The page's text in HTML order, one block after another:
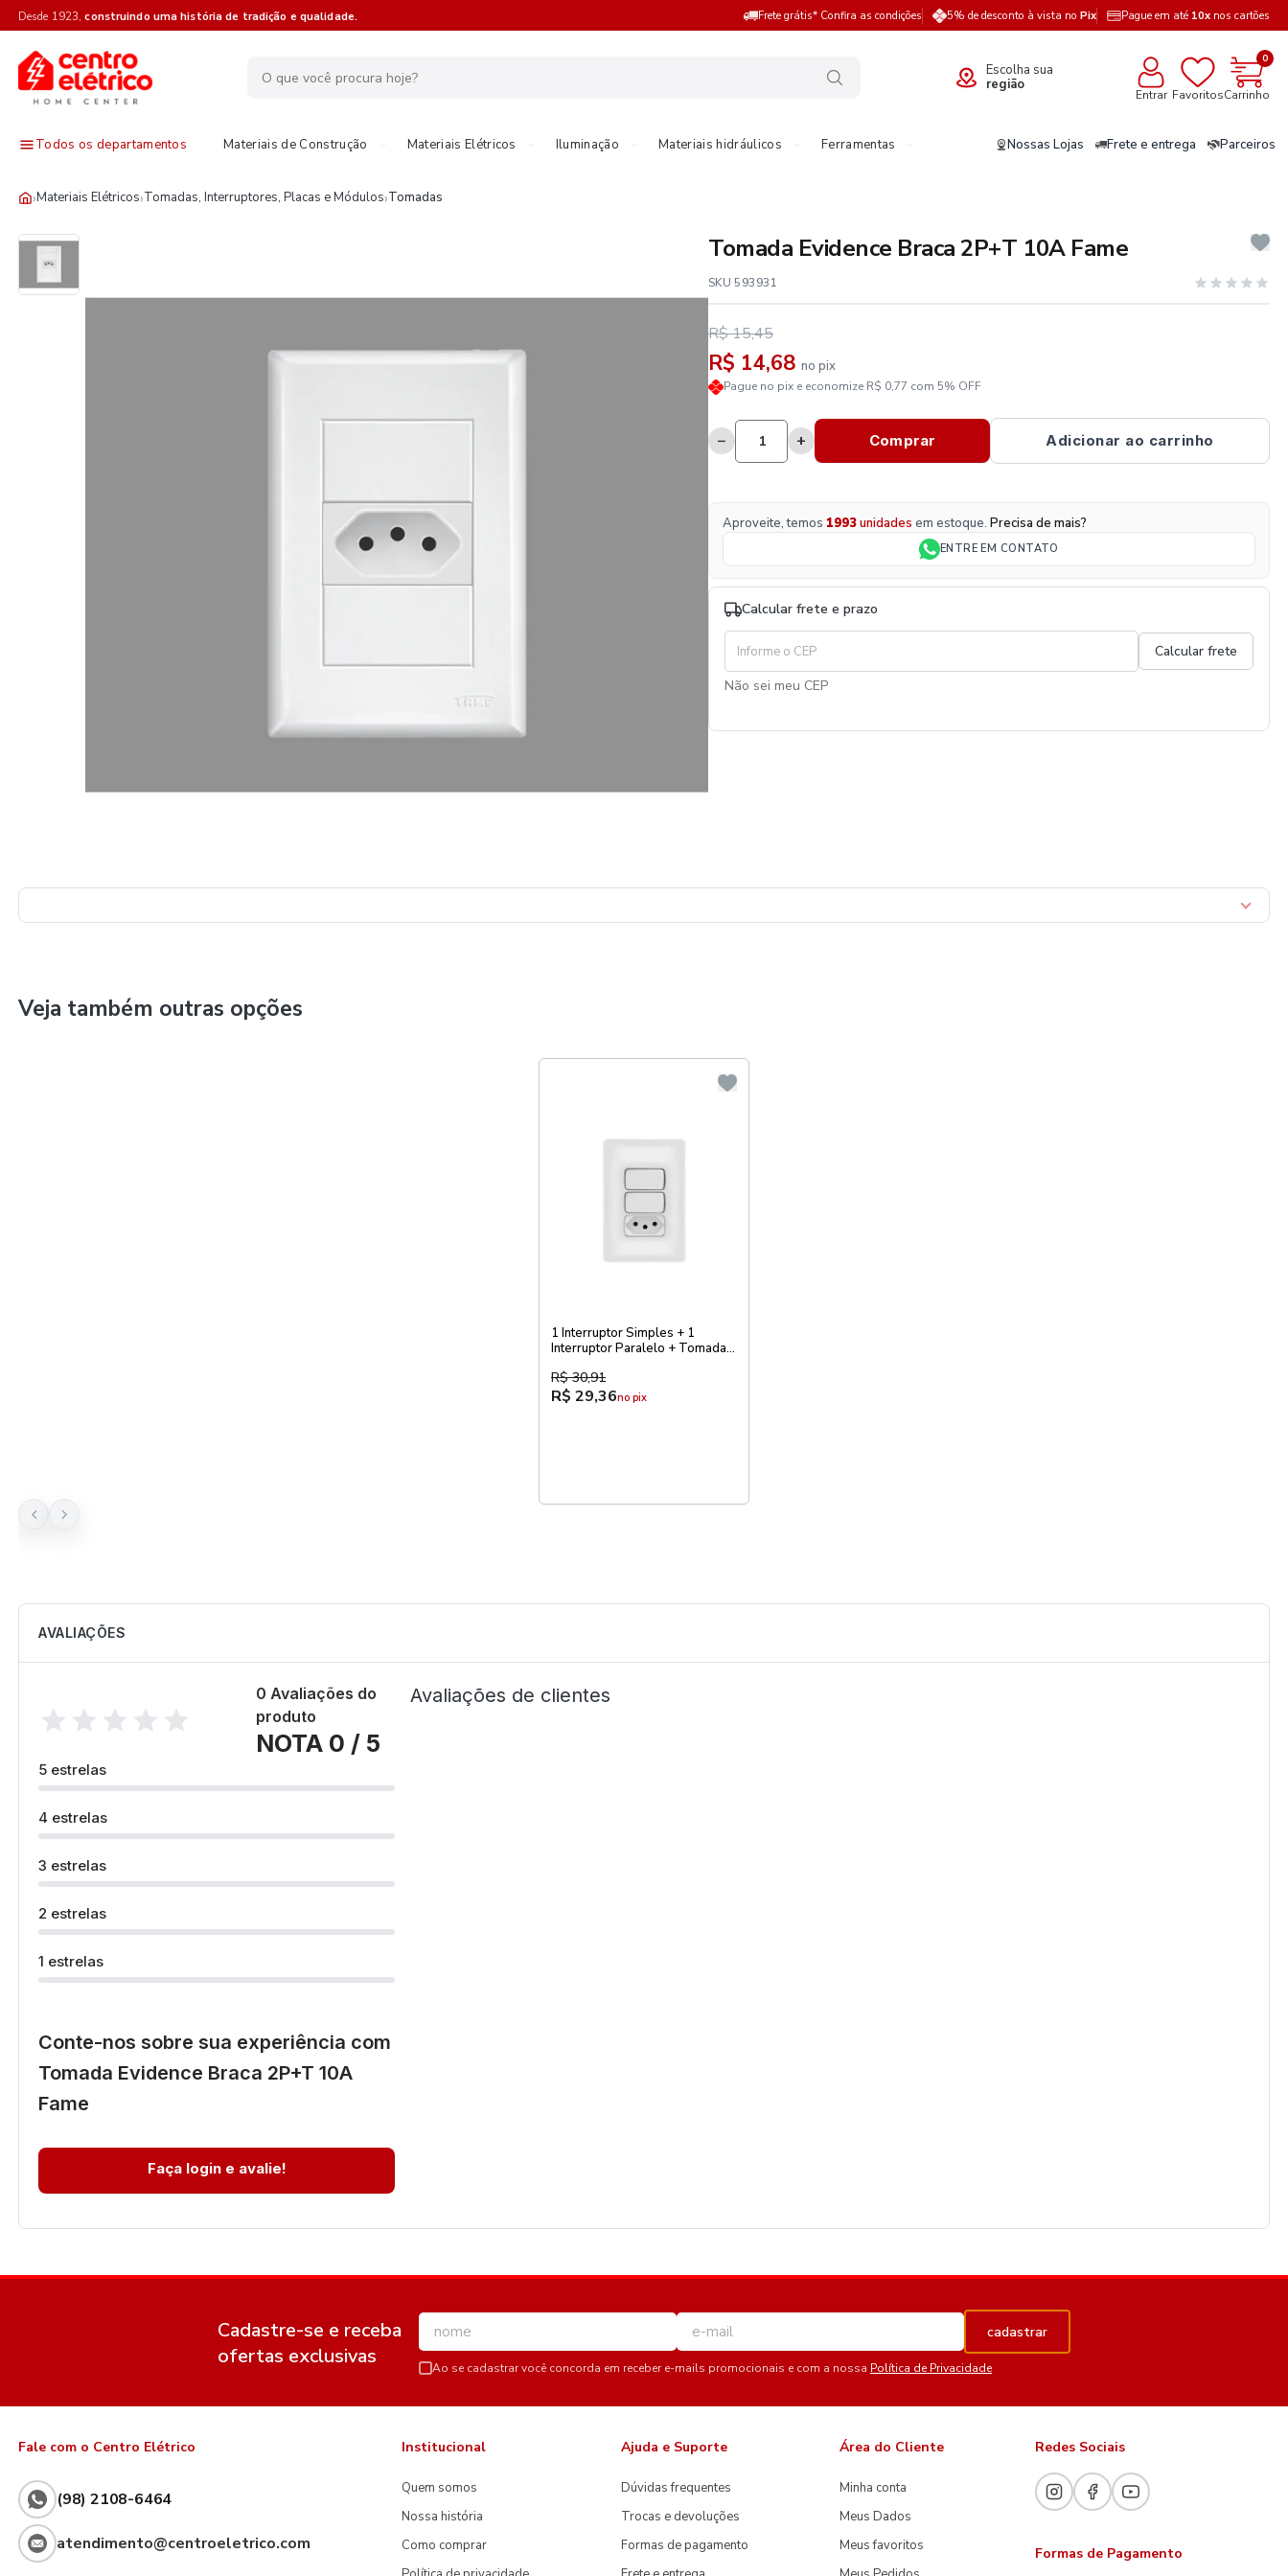
Desde 1923,construindo uma história de tradição e qualidade. Frete grátis* Confira as condições 5% de desconto à vista no Pix Pague em até 10x nos cartões
Escolha sua
região
Entrar Favoritos
0
Carrinho
Todos os departamentos Materiais de Construção Materiais Elétricos Iluminação Materiais hidráulicos Ferramentas Nossas Lojas Frete e entrega Parceiros
›Materiais Elétricos›Tomadas, Interruptores, Placas e Módulos›Tomadas
Tomada Evidence Braca 2P+T 10A Fame
SKU 593931
R$ 15,45
R$ 14,68 no pix
Pague no pix e economize R$ 0,77 com 5% OFF
− + Comprar Adicionar ao carrinho
Aproveite, temos 1993unidades em estoque. Precisa de mais?
ENTRE EM CONTATO
Calcular frete e prazo
Não sei meu CEP
Veja também outras opções
1 Interruptor Simples + 1
Interruptor Paralelo + Tomada
R$ 30,91
R$ 29,36no pix
AVALIAÇÕES
0 Avaliações do
produto
NOTA 0 / 5
5 estrelas
4 estrelas
3 estrelas
2 estrelas
1 estrelas
Conte-nos sobre sua experiência com
Tomada Evidence Braca 2P+T 10A
Fame
Faça login e avalie!
Avaliações de clientes
Cadastre-se e receba
ofertas exclusivas
cadastrar
Ao se cadastrar você concorda em receber e-mails promocionais e com a nossa Política de Privacidade
Fale com o Centro Elétrico
(98) 2108-6464
atendimento@centroeletrico.com
Institucional
Quem somos
Nossa história
Como comprar
Ajuda e Suporte
Dúvidas frequentes
Trocas e devoluções
Formas de pagamento
Área do Cliente
Minha conta
Meus Dados
Meus favoritos
Redes Sociais
Formas de Pagamento